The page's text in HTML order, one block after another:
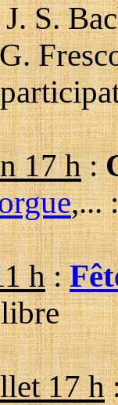
S.
17 h:
,...
h:
17 h